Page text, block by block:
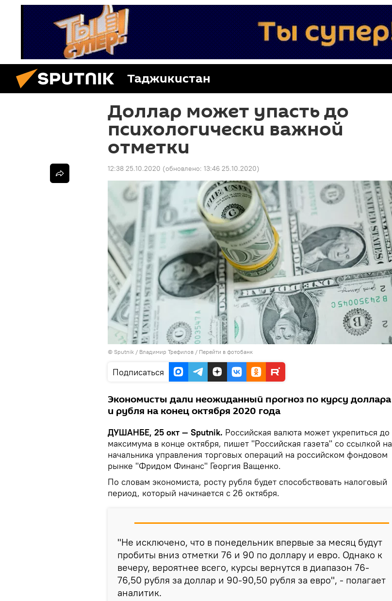
Таджикистан
Доллар может упасть до
психологически важной
отметки
12:38 25.10.2020 (обновлено: 13:46 25.10.2020)
© Sputnik / Владимир Трефилов / Перейти в фотобанк
Подписаться
Экономисты дали неожиданный прогноз по курсу доллара
и рубля на конец октября 2020 года
ДУШАНБЕ, 25 окт — Sputnik. Российская валюта может укрепиться до
максимума в конце октября, пишет "Российская газета" со ссылкой на
начальника управления торговых операций на российском фондовом
рынке "Фридом Финанс" Георгия Ващенко.
По словам экономиста, росту рубля будет способствовать налоговый
период, который начинается с 26 октября.
"Не исключено, что в понедельник впервые за месяц будут
пробиты вниз отметки 76 и 90 по доллару и евро. Однако к
вечеру, вероятнее всего, курсы вернутся в диапазон 76-
76,50 рубля за доллар и 90-90,50 рубля за евро", - полагает
аналитик.